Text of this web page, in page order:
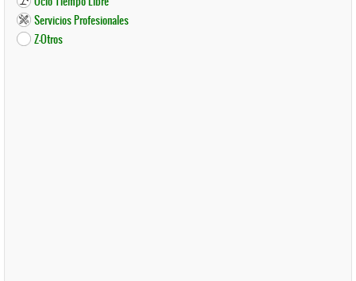
Servicios Profesionales
Z-Otros